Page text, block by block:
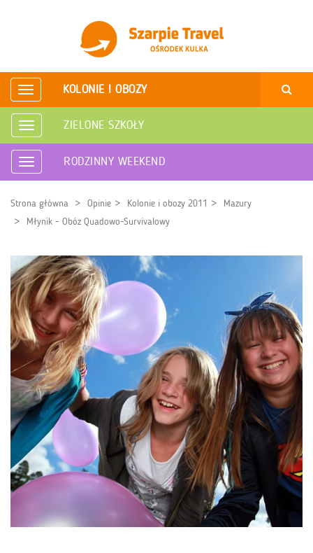
Rozwiń
nawigację
KOLONIE I OBOZY
Rozwiń
nawigację
ZIELONE SZKOŁY
Rozwiń
nawigację
RODZINNY WEEKEND
Strona główna Opinie Kolonie i obozy 2011
Mazury
Młynik - Obóz Quadowo-Survivalowy